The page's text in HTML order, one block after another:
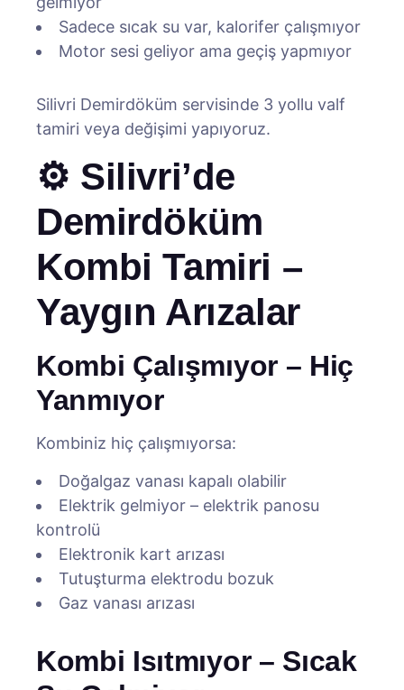
Sadece sıcak su var, kalorifer çalışmıyor
Motor sesi geliyor ama geçiş yapmıyor
Silivri Demirdöküm servisinde 3 yollu valf
tamiri veya değişimi yapıyoruz.
⚙️ Silivri’de
Demirdöküm
Kombi Tamiri –
Yaygın Arızalar
Kombi Çalışmıyor – Hiç
Yanmıyor
Kombiniz hiç çalışmıyorsa:
Doğalgaz vanası kapalı olabilir
Elektrik gelmiyor – elektrik panosu
kontrolü
Elektronik kart arızası
Tutuşturma elektrodu bozuk
Gaz vanası arızası
Kombi Isıtmıyor – Sıcak